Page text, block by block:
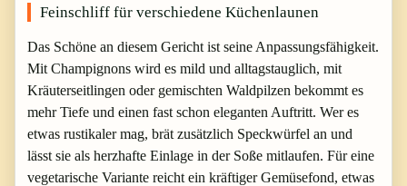
Feinschliff für verschiedene Küchenlaunen
Das Schöne an diesem Gericht ist seine Anpassungsfähigkeit.
Mit Champignons wird es mild und alltagstauglich, mit
Kräuterseitlingen oder gemischten Waldpilzen bekommt es
mehr Tiefe und einen fast schon eleganten Auftritt. Wer es
etwas rustikaler mag, brät zusätzlich Speckwürfel an und
lässt sie als herzhafte Einlage in der Soße mitlaufen. Für eine
vegetarische Variante reicht ein kräftiger Gemüsefond, etwas